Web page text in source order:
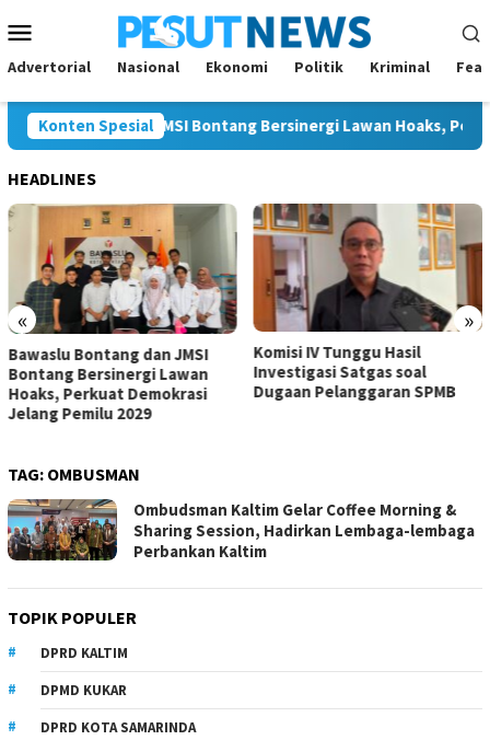
ke
kontenMobile
Advertorial Nasional Ekonomi Politik Kriminal
Konten Spesial
Bontang dan JMSI Bontang Bersinergi Lawan Hoaks, Perkuat
HEADLINES
« »
Komisi IV Tunggu Hasil
Investigasi Satgas soal
Dugaan Pelanggaran SPMB
Komisi I Dorong Pemkot
Kurangi Belanja ASN
Perluas Ruang
TAG: OMBUSMAN
Ombudsman Kaltim Gelar Coffee Morning &
Sharing Session, Hadirkan Lembaga-lembaga
Perbankan Kaltim
TOPIK POPULER
DPRD KALTIM
DPMD KUKAR
DPRD KOTA SAMARINDA